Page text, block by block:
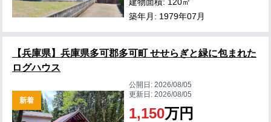
築年月: 1979年07月
【兵庫県】兵庫県多可郡多可町 せせらぎと緑に包まれた
ログハウス
新着
公開日:2026/08/05
更新日:2026/08/05
1,150万円